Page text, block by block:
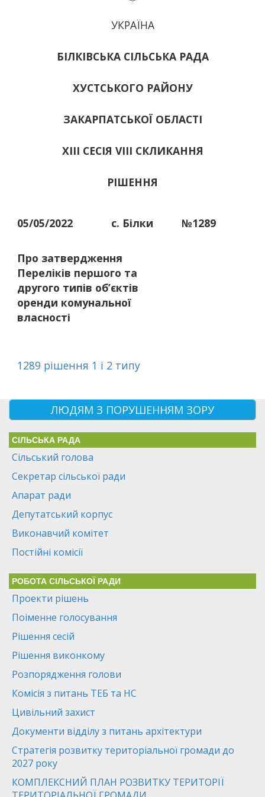
УКРАЇНА
БІЛКІВСЬКА СІЛЬСЬКА РАДА
ХУСТСЬКОГО РАЙОНУ
ЗАКАРПАТСЬКОЇ ОБЛАСТІ
ХІІІ СЕСІЯ VIII СКЛИКАННЯ
РІШЕННЯ
05/05/2022 с. Білки №1289
Про затвердження
Переліків першого та
другого типів об’єктів
оренди комунальної
власності
1289 рішення 1 і 2 типу
ЛЮДЯМ З ПОРУШЕННЯМ ЗОРУ
СІЛЬСЬКА РАДА
Сільський голова
Секретар сільської ради
Апарат ради
Депутатський корпус
Виконавчий комітет
Постійні комісії
РОБОТА СІЛЬСЬКОЇ РАДИ
Проекти рішень
Поіменне голосування
Рішення сесій
Рішення виконкому
Розпорядження голови
Комісія з питань ТЕБ та НС
Цивільний захист
Документи відділу з питань архітектури
Стратегія розвитку територіальної громади до
2027 року
КОМПЛЕКСНИЙ ПЛАН РОЗВИТКУ ТЕРИТОРІЇ